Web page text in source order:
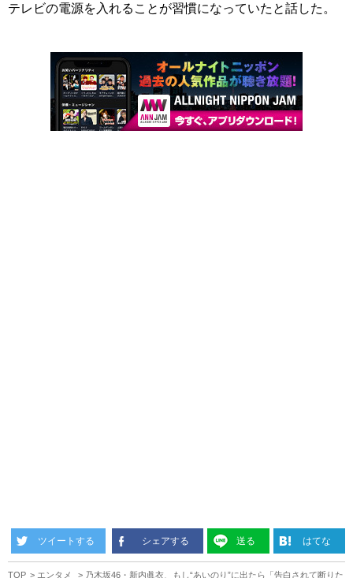
テレビの電源を入れることが習慣になっていたと話した。
ツイートする シェアする 送る はてな
TOP エンタメ 乃木坂46・新内眞衣、もし“あいのり”に出たら「告白されて断りた